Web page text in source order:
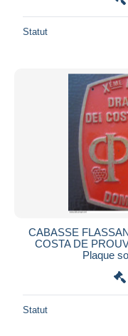
Statut
CABASSE
COSTA DE
Plaque
Statut